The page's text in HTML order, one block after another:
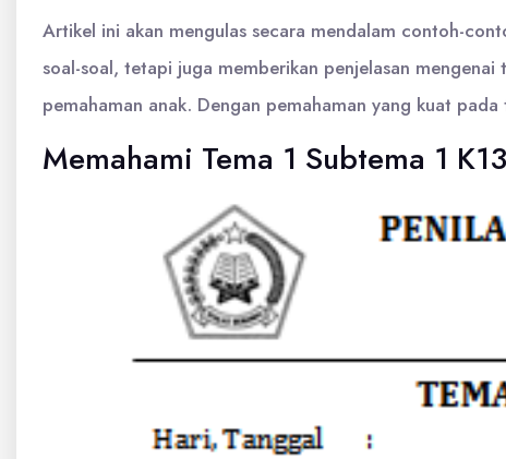
Artikel ini akan mengulas secara mendalam contoh-
soal-soal, tetapi juga memberikan penjelasan
pemahaman anak. Dengan pemahaman yang kuat
Memahami Tema 1 Subtema 1